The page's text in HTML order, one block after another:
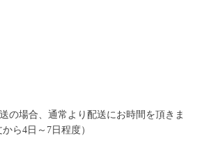
の場合、通常より配送にお時間を頂きま
ら4日～7日程度）